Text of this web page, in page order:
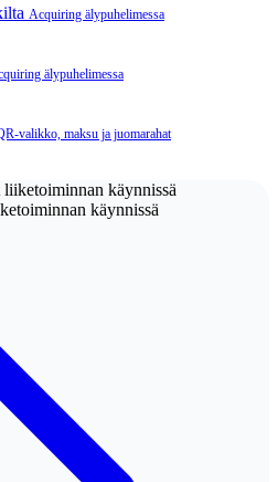
Acquiring älypuhelimessa
älypuhelimessa
maksu ja juomarahat
käynnissä